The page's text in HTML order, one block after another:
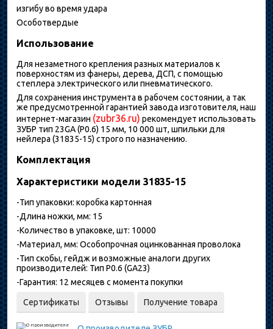
изгибу во время удара
Особотвердые
Использование
Для незаметного крепления разных материалов к
поверхностям из фанеры, дерева, ДСП, с помощью
степлера электрического или пневматического.
Для сохранения инструмента в рабочем состоянии, а так
же предусмотренной гарантией завода изготовителя, наш
интернет-магазин (zubr36.ru) рекомендует использовать
ЗУБР тип 23GA (P0.6) 15 мм, 10 000 шт, шпильки для
нейлера (31835-15) строго по назначению.
Комплектация
Характеристики модели 31835-15
-Тип упаковки: коробка картонная
-Длина ножки, мм: 15
-Количество в упаковке, шт: 10000
-Материал, мм: Особопрочная оцинкованная проволока
-Тип скобы, гейдж и возможные аналоги других
производителей: Тип P0.6 (GA23)
-Гарантия: 12 месяцев с момента покупки
Сертификаты Отзывы Получение товара